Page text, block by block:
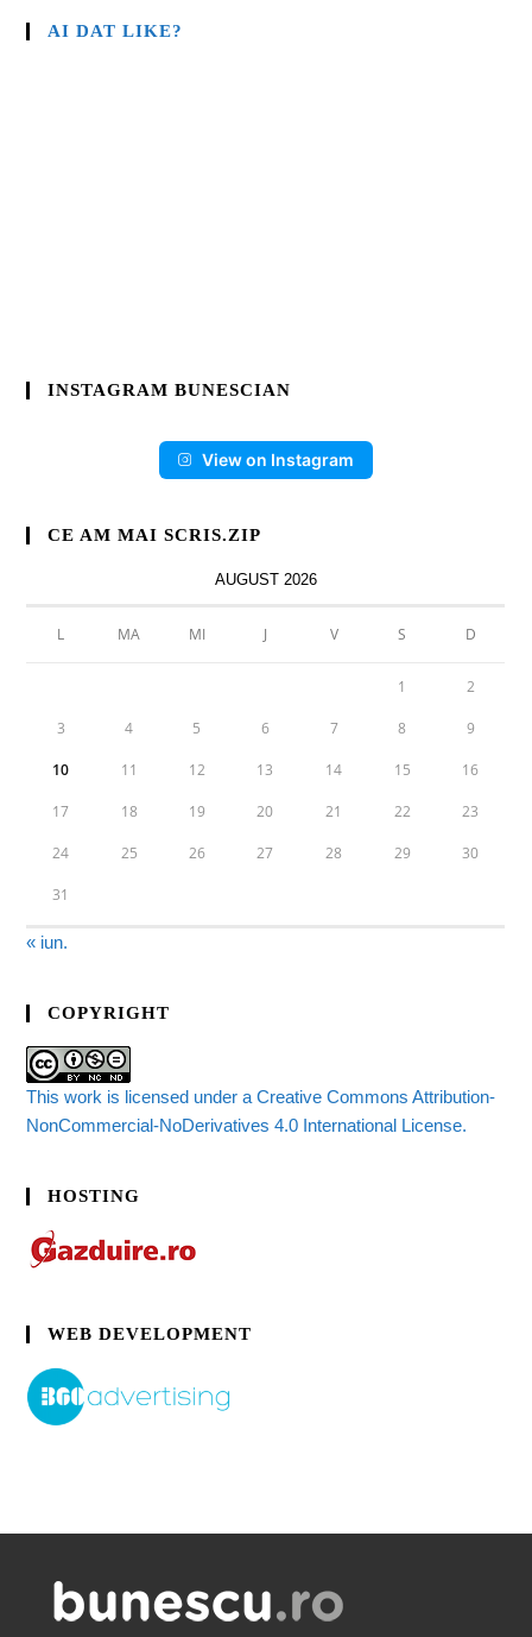
AI DAT LIKE?
INSTAGRAM BUNESCIAN
View on Instagram
CE AM MAI SCRIS.ZIP
AUGUST 2026
L MA MI J V S D
1 2
3 4 5 6 7 8 9
10 11 12 13 14 15 16
17 18 19 20 21 22 23
24 25 26 27 28 29 30
31
« iun.
COPYRIGHT
This work is licensed under a Creative Commons Attribution-
NonCommercial-NoDerivatives 4.0 International License.
HOSTING
WEB DEVELOPMENT